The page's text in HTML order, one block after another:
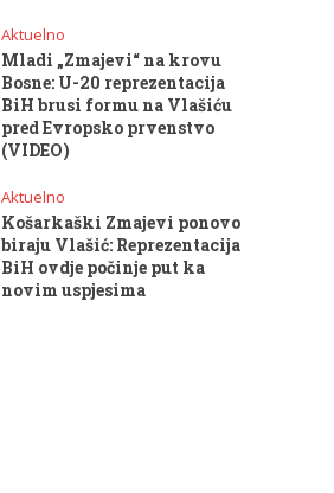
Aktuelno
Mladi „Zmajevi“ na krovu
Bosne: U-20 reprezentacija
BiH brusi formu na Vlašiću
pred Evropsko prvenstvo
(VIDEO)
Aktuelno
Košarkaški Zmajevi ponovo
biraju Vlašić: Reprezentacija
BiH ovdje počinje put ka
novim uspjesima